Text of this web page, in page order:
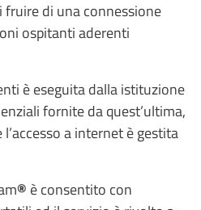
di una connessione
ospitanti aderenti
è eseguita dalla istituzione
fornite da quest’ultima,
a internet è gestita
® è consentito con